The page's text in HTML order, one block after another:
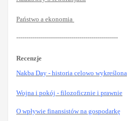
Państwo a ekonomia
--------------------------------------------------
Recenzje
Nakba Day - historia celowo wykreślona
Wojna i pokój - filozoficznie i prawnie
O wpływie finansistów na gospodarkę